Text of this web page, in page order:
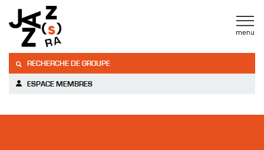
RECHERCHE DE GROUPE
ESPACE MEMBRES